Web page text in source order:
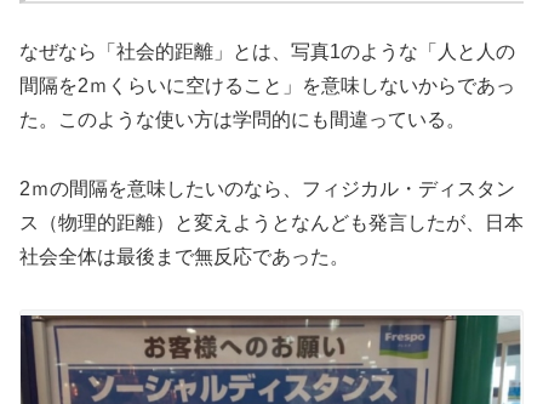
なぜなら「社会的距離」とは、写真1のような「人と人の
間隔を2ｍくらいに空けること」を意味しないからであっ
た。このような使い方は学問的にも間違っている。
2ｍの間隔を意味したいのなら、フィジカル・ディスタン
ス（物理的距離）と変えようとなんども発言したが、日本
社会全体は最後まで無反応であった。